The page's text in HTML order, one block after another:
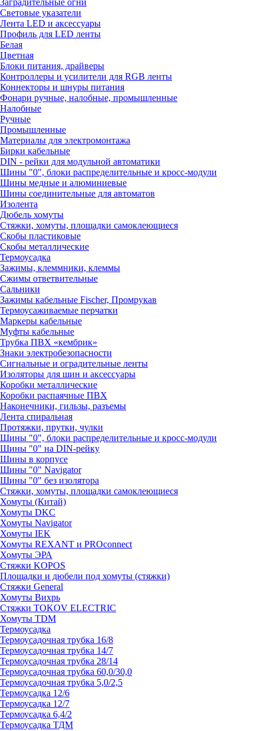
Заградительные огни
Световые указатели
Лента LED и аксессуары
Профиль для LED ленты
Белая
Цветная
Блоки питания, драйверы
Контроллеры и усилители для RGB ленты
Коннекторы и шнуры питания
Фонари ручные, налобные, промышленные
Налобные
Ручные
Промышленные
Материалы для электромонтажа
Бирки кабельные
DIN - рейки для модульной автоматики
Шины "0", блоки распределительные и кросс-модули
Шины медные и алюминиевые
Шины соединительные для автоматов
Изолента
Дюбель хомуты
Стяжки, хомуты, площадки самоклеющиеся
Скобы пластиковые
Скобы металлические
Термоусадка
Зажимы, клеммники, клеммы
Сжимы ответвительные
Сальники
Зажимы кабельные Fischer, Промрукав
Термоусаживаемые перчатки
Маркеры кабельные
Муфты кабельные
Трубка ПВХ «кембрик»
Знаки электробезопасности
Сигнальные и оградительные ленты
Изоляторы для шин и аксессуары
Коробки металлические
Коробки распаячные ПВХ
Наконечники, гильзы, разъемы
Лента спиральная
Протяжки, прутки, чулки
Шины "0", блоки распределительные и кросс-модули
Шины "0" на DIN-рейку
Шины в корпусе
Шины "0" Navigator
Шины "0" без изолятора
Стяжки, хомуты, площадки самоклеющиеся
Хомуты (Китай)
Хомуты DKC
Хомуты Navigator
Хомуты IEK
Хомуты REXANT и PROconnect
Хомуты ЭРА
Стяжки KOPOS
Площадки и дюбели под хомуты (стяжки)
Стяжки General
Хомуты Вихрь
Стяжки TOKOV ELECTRIC
Хомуты TDM
Термоусадка
Термоусадочная трубка 16/8
Термоусадочная трубка 14/7
Термоусадочная трубка 28/14
Термоусадочная трубка 60,0/30,0
Термоусадочная трубка 5,0/2,5
Термоусадка 12/6
Термоусадка 12/7
Термоусадка 6,4/2
Термоусадка ТДМ